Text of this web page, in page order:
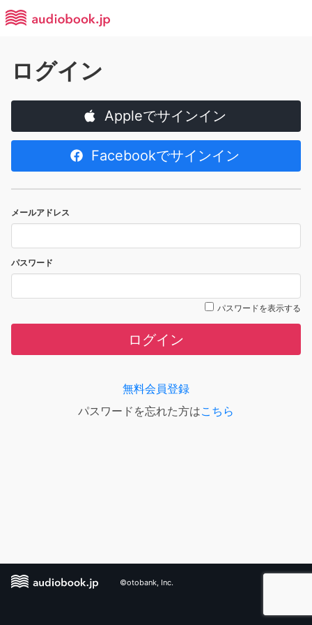
ログイン
Appleでサインイン
Facebookでサインイン
メールアドレス
パスワード
パスワードを表示する
ログイン
無料会員登録
パスワードを忘れた方はこちら
©otobank, Inc.